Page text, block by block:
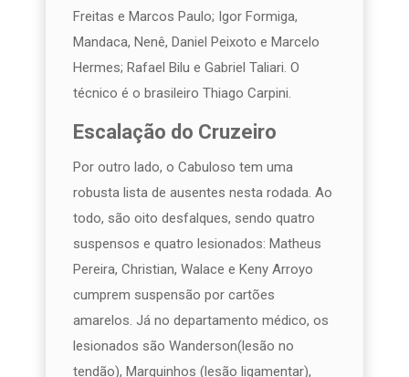
Freitas e Marcos Paulo; Igor Formiga,
Mandaca, Nenê, Daniel Peixoto e Marcelo
Hermes; Rafael Bilu e Gabriel Taliari. O
técnico é o brasileiro Thiago Carpini.
Escalação do Cruzeiro
Por outro lado, o Cabuloso tem uma
robusta lista de ausentes nesta rodada. Ao
todo, são oito desfalques, sendo quatro
suspensos e quatro lesionados: Matheus
Pereira, Christian, Walace e Keny Arroyo
cumprem suspensão por cartões
amarelos. Já no departamento médico, os
lesionados são Wanderson(lesão no
tendão), Marquinhos (lesão ligamentar),